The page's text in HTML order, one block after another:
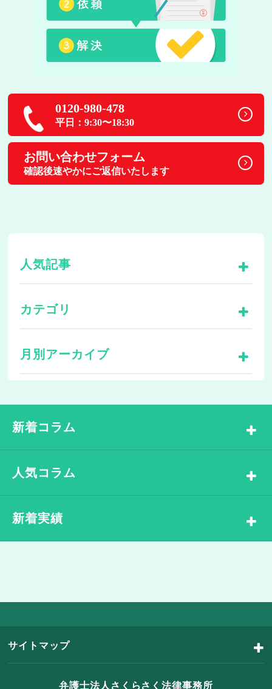
0120-980-478
平日：9:30〜18:30
お問い合わせフォーム
確認後速やかにご返信いたします
人気記事
カテゴリ
月別アーカイブ
新着コラム
人気コラム
新着実績
サイトマップ
弁護士法人さくらさく法律事務所